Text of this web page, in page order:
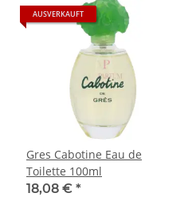
AUSVERKAUFT
Gres Cabotine Eau de
Toilette 100ml
18,08 € *